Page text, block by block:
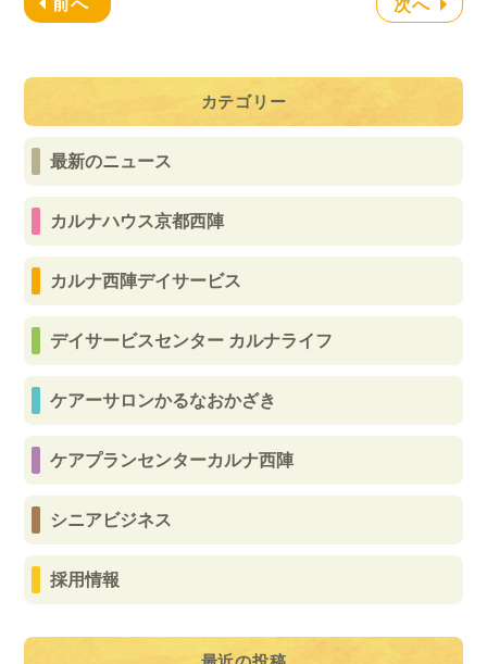
カテゴリー
最新のニュース
カルナハウス京都西陣
カルナ西陣デイサービス
デイサービスセンター カルナライフ
ケアーサロンかるなおかざき
ケアプランセンターカルナ西陣
シニアビジネス
採用情報